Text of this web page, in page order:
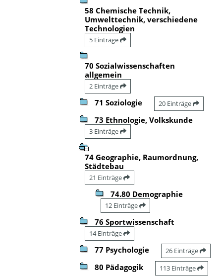
58 Chemische Technik,
Umwelttechnik, verschiedene
Technologien
5 Einträge
70 Sozialwissenschaften
allgemein
2 Einträge
71 Soziologie 20 Einträge
73 Ethnologie, Volkskunde
3 Einträge
74 Geographie, Raumordnung,
Städtebau
21 Einträge
74.80 Demographie
12 Einträge
76 Sportwissenschaft
14 Einträge
77 Psychologie 26 Einträge
80 Pädagogik 113 Einträge